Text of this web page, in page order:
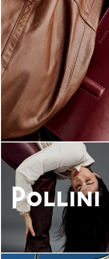
Classy, sassy, trendy -